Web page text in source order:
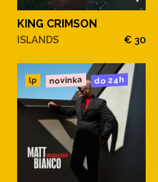
KING CRIMSON
ISLANDS € 30
lp novinka do 24h